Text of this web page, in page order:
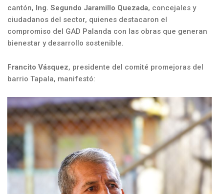
cantón, Ing. Segundo Jaramillo Quezada, concejales y
ciudadanos del sector, quienes destacaron el
compromiso del GAD Palanda con las obras que generan
bienestar y desarrollo sostenible.
Francito Vásquez, presidente del comité promejoras del
barrio Tapala, manifestó: